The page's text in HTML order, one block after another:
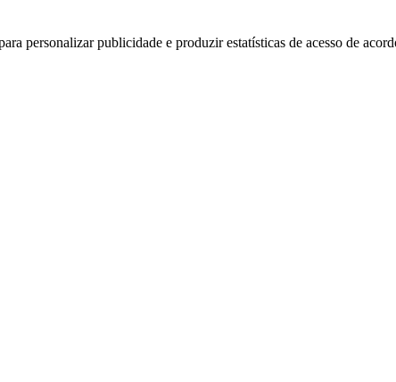
personalizar publicidade e produzir estatísticas de acesso de